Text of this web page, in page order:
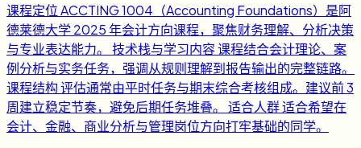
课程定位 ACCTING 1004（Accounting Foundations）是阿
德莱德大学 2025 年会计方向课程，聚焦财务理解、分析决策
与专业表达能力。 技术栈与学习内容 课程结合会计理论、案
例分析与实务任务，强调从规则理解到报告输出的完整链路。
课程结构 评估通常由平时任务与期末综合考核组成。建议前 3
周建立稳定节奏，避免后期任务堆叠。 适合人群 适合希望在
会计、金融、商业分析与管理岗位方向打牢基础的同学。